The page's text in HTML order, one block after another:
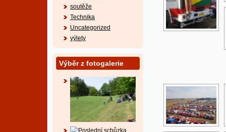
soutěže
Technika
Uncategorized
výlety
Výběr z fotogalerie